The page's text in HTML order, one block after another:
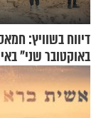
באוקטובר שני"